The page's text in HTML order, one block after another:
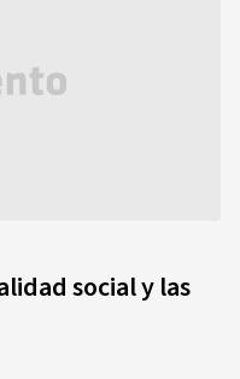
social y las